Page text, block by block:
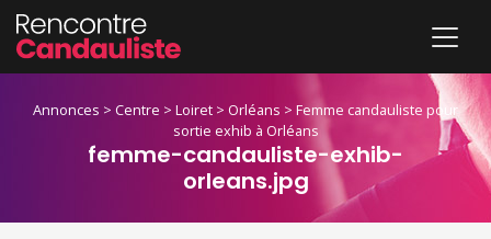
Annonces > Centre > Loiret > Orléans > Femme candauliste pour
sortie exhib à Orléans
femme-candauliste-exhib-
orleans.jpg